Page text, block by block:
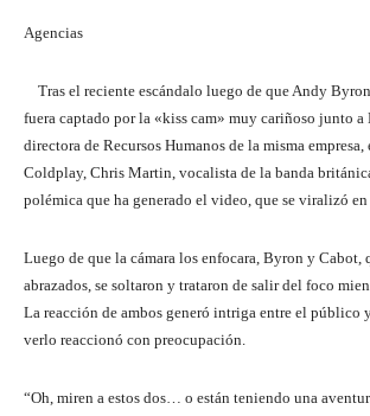
Agencias
Tras el reciente escándalo luego de que Andy
fuera captado por la «kiss cam» muy cariñoso junto a
directora de Recursos Humanos de la misma
Coldplay, Chris Martin, vocalista de la banda
polémica que ha generado el video, que se viralizó en
Luego de que la cámara los enfocara, Byron y Cabot,
abrazados, se soltaron y trataron de salir del foco
La reacción de ambos generó intriga entre el público
verlo reaccionó con preocupación.
“Oh, miren a estos dos… o están teniendo una